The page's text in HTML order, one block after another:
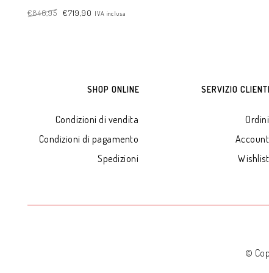
€846,95 €719,90 IVA inclusa
SHOP ONLINE
Condizioni di vendita
Condizioni di pagamento
Spedizioni
SERVIZIO CLIENTI
Ordini
Account
Wishlist
©